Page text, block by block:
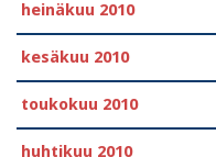
heinäkuu 2010
kesäkuu 2010
toukokuu 2010
huhtikuu 2010